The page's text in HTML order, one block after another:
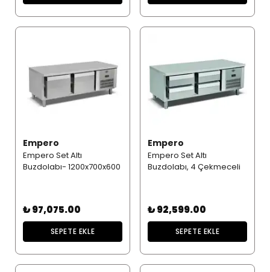
Empero
Empero Set Altı
Buzdolabı- 1200x700x600
₺ 97,075.00
SEPETE EKLE
Empero
Empero Set Altı
Buzdolabı, 4 Çekmeceli
₺ 92,599.00
SEPETE EKLE